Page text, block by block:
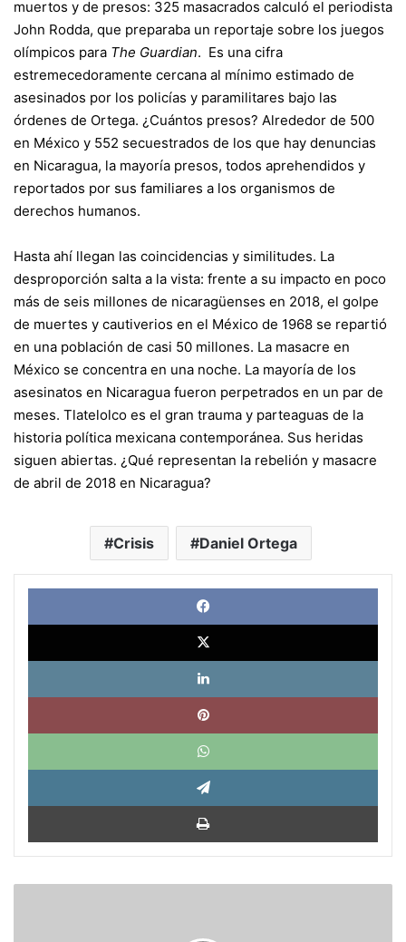
muertos y de presos: 325 masacrados calculó el periodista
John Rodda, que preparaba un reportaje sobre los juegos
olímpicos para The Guardian. Es una cifra
estremecedoramente cercana al mínimo estimado de
asesinados por los policías y paramilitares bajo las
órdenes de Ortega. ¿Cuántos presos? Alrededor de 500
en México y 552 secuestrados de los que hay denuncias
en Nicaragua, la mayoría presos, todos aprehendidos y
reportados por sus familiares a los organismos de
derechos humanos.
Hasta ahí llegan las coincidencias y similitudes. La
desproporción salta a la vista: frente a su impacto en poco
más de seis millones de nicaragüenses en 2018, el golpe
de muertes y cautiverios en el México de 1968 se repartió
en una población de casi 50 millones. La masacre en
México se concentra en una noche. La mayoría de los
asesinatos en Nicaragua fueron perpetrados en un par de
meses. Tlatelolco es el gran trauma y parteaguas de la
historia política mexicana contemporánea. Sus heridas
siguen abiertas. ¿Qué representan la rebelión y masacre
de abril de 2018 en Nicaragua?
Crisis Daniel Ortega
X